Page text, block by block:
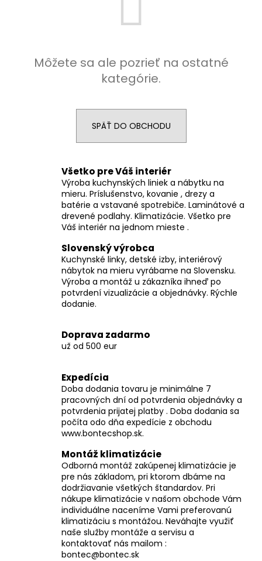
Môžete sa ale pozrieť na ostatné
kategórie.
SPÄŤ DO OBCHODU
Všetko pre Váš interiér
Výroba kuchynských liniek a nábytku na
mieru. Príslušenstvo, kovanie , drezy a
batérie a vstavané spotrebiče. Laminátové a
drevené podlahy. Klimatizácie. Všetko pre
Váš interiér na jednom mieste .
Slovenský výrobca
Kuchynské linky, detské izby, interiérový
nábytok na mieru vyrábame na Slovensku.
Výroba a montáž u zákazníka ihneď po
potvrdení vizualizácie a objednávky. Rýchle
dodanie.
Doprava zadarmo
už od 500 eur
Expedícia
Doba dodania tovaru je minimálne 7
pracovných dní od potvrdenia objednávky a
potvrdenia prijatej platby . Doba dodania sa
počíta odo dňa expedície z obchodu
www.bontecshop.sk.
Montáž klimatizácie
Odborná montáž zakúpenej klimatizácie je
pre nás základom, pri ktorom dbáme na
dodržiavanie všetkých štandardov. Pri
nákupe klimatizácie v našom obchode Vám
individuálne naceníme Vami preferovanú
klimatizáciu s montážou. Neváhajte využiť
naše služby montáže a servisu a
kontaktovať nás mailom :
bontec@bontec.sk